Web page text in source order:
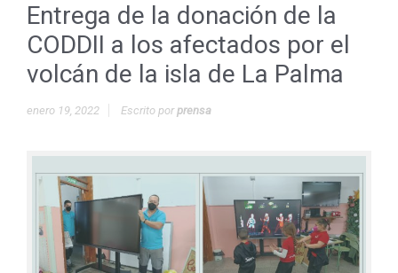
Entrega de la donación de la
CODDII a los afectados por el
volcán de la isla de La Palma
enero 19, 2022 Escrito porprensa